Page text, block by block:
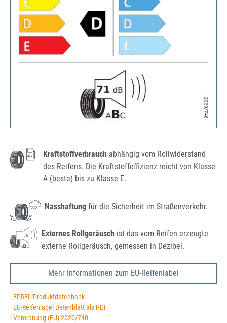
Kraftstoffverbrauch abhängig vom Rollwiderstand
des Reifens. Die Kraftstoffeffizienz reicht von Klasse
A (beste) bis zu Klasse E.
Nasshaftung für die Sicherheit im Straßenverkehr.
Externes Rollgeräusch ist das vom Reifen erzeugte
externe Rollgeräusch, gemessen in Dezibel.
Mehr Informationen zum EU-Reifenlabel
· EPREL Produktdatenbank
· EU-Reifenlabel Datenblatt als PDF
· Verordnung (EU) 2020/740